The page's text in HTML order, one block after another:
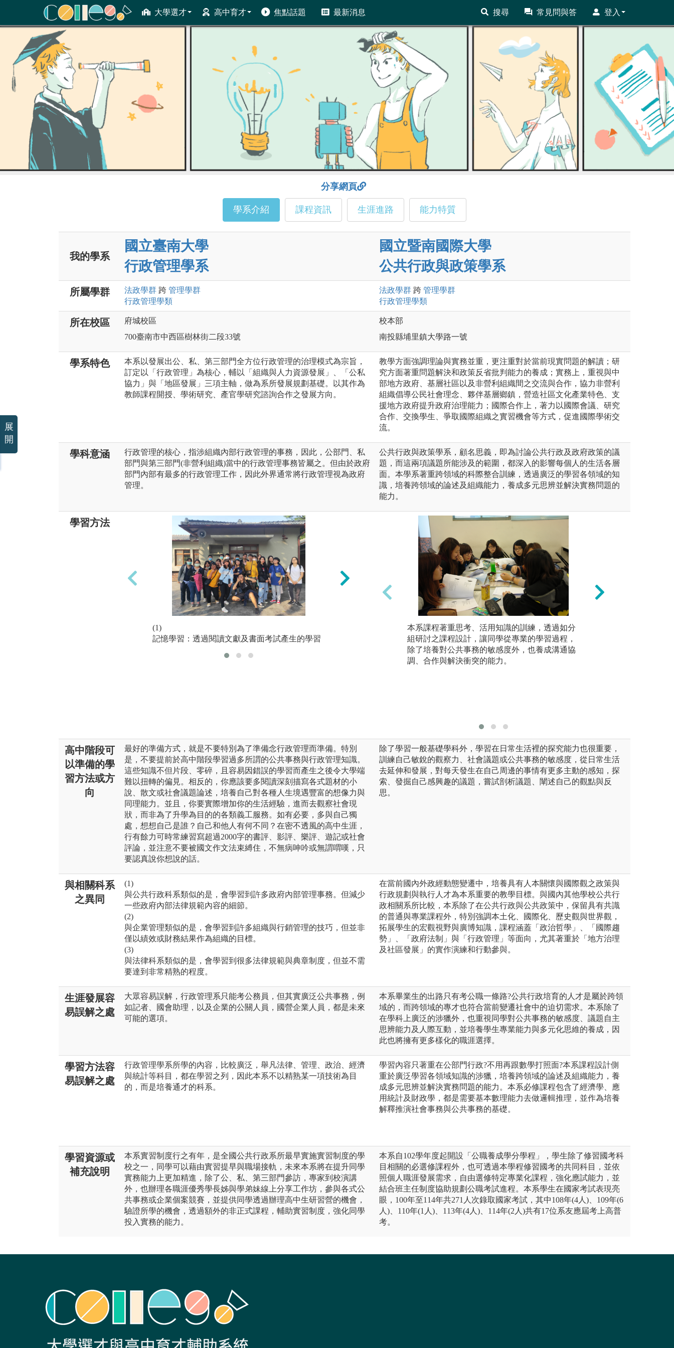
大學選才 高中育才 焦點話題 最新消息 搜尋 常見問與答 登入
ColleGo! 大學選才與高中育才輔助系統
分享網頁
學系介紹 課程資訊 生涯進路 能力特質
我的學系
國立臺南大學
行政管理學系
國立暨南國際大學
公共行政與政策學系
所屬學群 法政學群 跨 管理學群
行政管理學類
法政學群 跨 管理學群
行政管理學類
所在校區
府城校區
700臺南市中西區樹林街二段33號
校本部
南投縣埔里鎮大學路一號
學系特色
本系以發展出公、私、第三部門全方位行政管理的治理模式為宗旨，
訂定以「行政管理」為核心，輔以「組織與人力資源發展」、「公私
協力」與「地區發展」三項主軸，做為系所發展規劃基礎。以其作為
教師課程開授、學術研究、產官學研究諮詢合作之發展方向。
教學方面強調理論與實務並重，更注重對於當前現實問題的解讀；研
究方面著重問題解決和政策反省批判能力的養成；實務上，重視與中
部地方政府、基層社區以及非營利組織間之交流與合作，協力非營利
組織倡導公民社會理念、夥伴基層鄉鎮，營造社區文化產業特色、支
援地方政府提升政府治理能力；國際合作上，著力以國際會議、研究
合作、交換學生、爭取國際組織之實習機會等方式，促進國際學術交
流。
學科意涵
行政管理的核心，指涉組織內部行政管理的事務，因此，公部門、私
部門與第三部門(非營利組織)當中的行政管理事務皆屬之。但由於政府
部門內部有最多的行政管理工作，因此外界通常將行政管理視為政府
管理。
公共行政與政策學系，顧名思義，即為討論公共行政及政府政策的議
題，而這兩項議題所能涉及的範圍，都深入的影響每個人的生活各層
面。本學系著重跨領域的科際整合訓練，透過廣泛的學習各領域的知
識，培養跨領域的論述及組織能力，養成多元思辨並解決實務問題的
能力。
學習方法
(1)
記憶學習：透過閱讀文獻及書面考試產生的學習
參與學習：透過參與實際工作而產生的學習
本系課程著重思考、活用知識的訓練，透過如分
組研討之課程設計，讓同學從專業的學習過程，
除了培養對公共事務的敏感度外，也養成溝通協
調、合作與解決衝突的能力。
高中階段可
以準備的學
習方法或方
向
最好的準備方式，就是不要特別為了準備念行政管理而準備。特別
是，不要提前於高中階段學習過多所謂的公共事務與行政管理知識。
這些知識不但片段、零碎，且容易因錯誤的學習而產生之後令大學端
難以扭轉的偏見。相反的，你應該要多閱讀深刻描寫各式題材的小
說、散文或社會議題論述，培養自己對各種人生境遇豐富的想像力與
同理能力。並且，你要實際增加你的生活經驗，進而去觀察社會現
狀，而非為了升學為目的的各類義工服務。如有必要，多與自己獨
處，想想自己是誰？自己和他人有何不同？在密不透風的高中生涯，
行有餘力可時常練習寫超過2000字的書評、影評、樂評、遊記或社會
評論，並注意不要被國文作文法束縛住，不無病呻吟或無謂喟嘆，只
要認真說你想說的話。
除了學習一般基礎學科外，學習在日常生活裡的探究能力也很重要，
訓練自己敏銳的觀察力、社會議題或公共事務的敏感度，從日常生活
去延伸和發展，對每天發生在自己周邊的事情有更多主動的感知，探
索、發掘自己感興趣的議題，嘗試剖析議題、闡述自己的觀點與反
思。
與相關科系
之異同
(1)
與公共行政科系類似的是，會學習到許多政府內部管理事務。但減少
一些政府內部法律規範內容的細節。
(2)
與企業管理類似的是，會學習到許多組織與行銷管理的技巧，但並非
僅以績效或財務結果作為組織的目標。
(3)
與法律科系類似的是，會學習到很多法律規範與典章制度，但並不需
要達到非常精熟的程度。
在當前國內外政經動態變遷中，培養具有人本關懷與國際觀之政策與
行政規劃與執行人才為本系重要的教學目標。與國內其他學校公共行
政相關系所比較，本系除了在公共行政與公共政策中，保留具有共識
的普通與專業課程外，特別強調本土化、國際化、歷史觀與世界觀，
拓展學生的宏觀視野與廣博知識，課程涵蓋「政治哲學」、「國際趨
勢」、「政府法制」與「行政管理」等面向，尤其著重於「地方治理
及社區發展」的實作演練和行動參與。
生涯發展容
易誤解之處
大眾容易誤解，行政管理系只能考公務員，但其實廣泛公共事務，例
如記者、國會助理，以及企業的公關人員，國營企業人員，都是未來
可能的選項。
本系畢業生的出路只有考公職一條路?公共行政培育的人才是屬於跨領
域的，而跨領域的專才也符合當前變遷社會中的迫切需求。本系除了
在學科上廣泛的涉獵外，也重視同學對公共事務的敏感度、議題自主
思辨能力及人際互動，並培養學生專業能力與多元化思維的養成，因
此也將擁有更多樣化的職涯選擇。
學習方法容
易誤解之處
行政管理學系所學的內容，比較廣泛，舉凡法律、管理、政治、經濟
與統計等科目，都在學習之列，因此本系不以精熟某一項技術為目
的，而是培養通才的科系。
學習內容只著重在公部門行政?不用再跟數學打照面?本系課程設計側
重於廣泛學習各領域知識的涉獵，培養跨領域的論述及組織能力，養
成多元思辨並解決實務問題的能力。本系必修課程包含了經濟學、應
用統計及財政學，都是需要基本數理能力去做邏輯推理，並作為培養
解釋推演社會事務與公共事務的基礎。
學習資源或
補充說明
本系實習制度行之有年，是全國公共行政系所最早實施實習制度的學
校之一，同學可以藉由實習提早與職場接軌，未來本系將在提升同學
實務能力上更加精進，除了公、私、第三部門參訪，專家到校演講
外，也辦理各職涯優秀學長姊與學弟妹線上分享工作坊，參與各式公
共事務或企業個案競賽，並提供同學透過辦理高中生研習營的機會，
驗證所學的機會，透過額外的非正式課程，輔助實習制度，強化同學
投入實務的能力。
本系自102學年度起開設「公職養成學分學程」，學生除了修習國考科
目相關的必選修課程外，也可透過本學程修習國考的共同科目，並依
照個人職涯發展需求，自由選修特定專業化課程，強化應試能力，並
結合班主任制度協助規劃公職考試進程。本系學生在國家考試表現亮
眼，100年至114年共271人次錄取國家考試，其中108年(4人)、109年(6
人)、110年(1人)、113年(4人)、114年(2人)共有17位系友應屆考上高普
考。
展
開